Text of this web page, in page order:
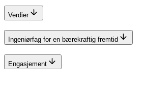
Verdier
Ingeniørfag for en bærekraftig fremtid
Engasjement